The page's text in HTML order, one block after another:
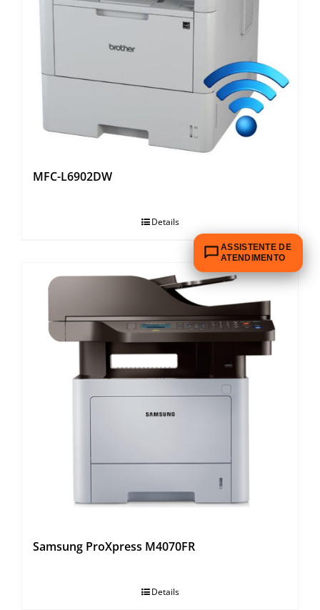
MFC-L6902DW
Details
Samsung ProXpress M4070FR
Details
ASSISTENTE DE
ATENDIMENTO